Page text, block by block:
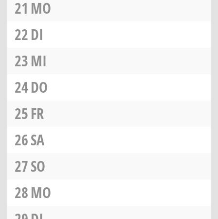
21 MO
22DI
23MI
24DO
25FR
26SA
27SO
28MO